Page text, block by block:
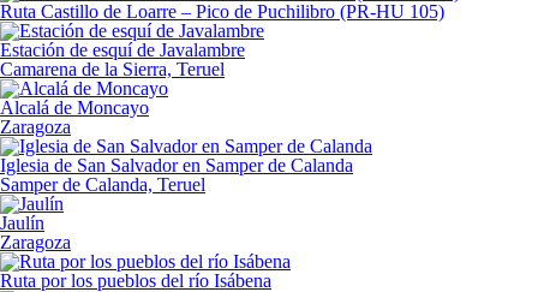
Ruta Castillo de Loarre – Pico de Puchilibro (PR-HU 105)
Estación de esquí de Javalambre
Camarena de la Sierra, Teruel
Alcalá de Moncayo
Zaragoza
Iglesia de San Salvador en Samper de Calanda
Samper de Calanda, Teruel
Jaulín
Zaragoza
Ruta por los pueblos del río Isábena